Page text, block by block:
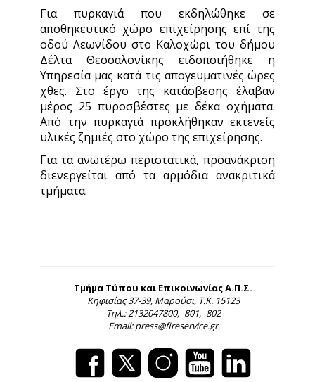
Για πυρκαγιά που εκδηλώθηκε σε
αποθηκευτικό χώρο επιχείρησης επί της
οδού Λεωνίδου στο Καλοχώρι του δήμου
Δέλτα Θεσσαλονίκης ειδοποιήθηκε η
Υπηρεσία μας κατά τις απογευματινές ώρες
χθες. Στο έργο της κατάσβεσης έλαβαν
μέρος 25 πυροσβέστες με δέκα οχήματα.
Από την πυρκαγιά προκλήθηκαν εκτενείς
υλικές ζημιές στο χώρο της επιχείρησης.
Για τα ανωτέρω περιστατικά, προανάκριση
διενεργείται από τα αρμόδια ανακριτικά
τμήματα.
Τμήμα Τύπου και Επικοινωνίας Α.Π.Σ.
Κηφισίας 37-39, Μαρούσι, Τ.Κ. 15123
Τηλ.: 2132047800, -801, -802
Email: press@fireservice.gr